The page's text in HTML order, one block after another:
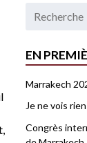
EN
Marrakech
Je ne vois
Congrès